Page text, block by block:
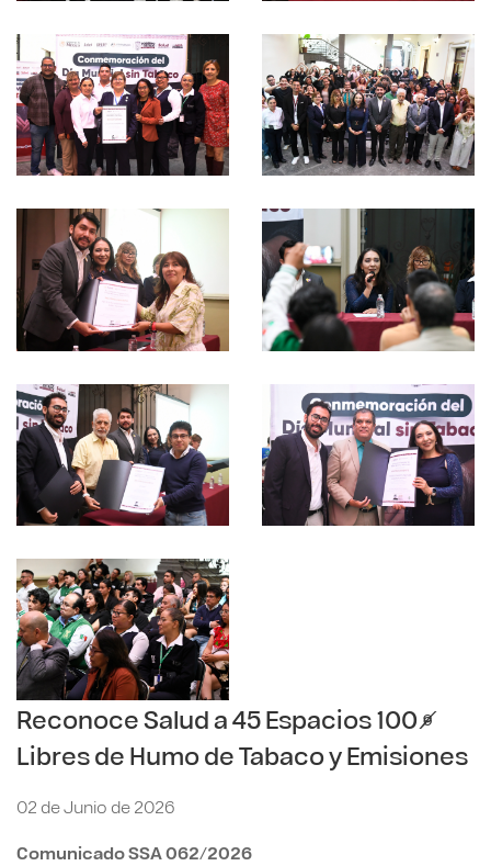
Reconoce Salud a 45 Espacios 100%
Libres de Humo de Tabaco y Emisiones
02 de Junio de 2026
Comunicado SSA 062/2026